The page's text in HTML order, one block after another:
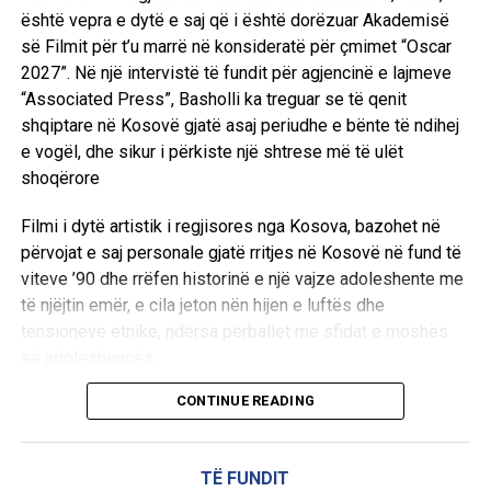
është vepra e dytë e saj që i është dorëzuar Akademisë
së Filmit për t’u marrë në konsideratë për çmimet “Oscar
2027”. Në një intervistë të fundit për agjencinë e lajmeve
“Associated Press”, Basholli ka treguar se të qenit
shqiptare në Kosovë gjatë asaj periudhe e bënte të ndihej
e vogël, dhe sikur i përkiste një shtrese më të ulët
shoqërore
Filmi i dytë artistik i regjisores nga Kosova, bazohet në
përvojat e saj personale gjatë rritjes në Kosovë në fund të
viteve ’90 dhe rrëfen historinë e një vajze adoleshente me
të njëjtin emër, e cila jeton nën hijen e luftës dhe
tensioneve etnike, ndërsa përballet me sfidat e moshës
Në një intervistë të fundit për agjencinë e lajmeve
e vogël, dhe sikur i përkiste një shtrese më të ulët
CONTINUE READING
TË FUNDIT